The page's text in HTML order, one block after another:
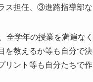
担任、③進路指導部な
学年の授業を満遍な
教えるか等も自分で
ント等も自分たちで作